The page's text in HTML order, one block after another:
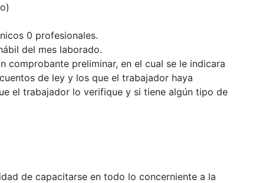
0 profesionales.
del mes laborado.
comprobante preliminar, en el cual se le indicara
de ley y los que el trabajador haya
el trabajador lo verifique y si tiene algún tipo de
de capacitarse en todo lo concerniente a la